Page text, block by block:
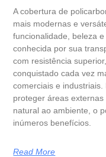
A cobertura de
mais modernas e
funcionalidade, beleza
conhecida por sua
com resistência
conquistado cada vez
comerciais e
proteger áreas
natural ao ambiente, o
inúmeros benefícios.
Read More